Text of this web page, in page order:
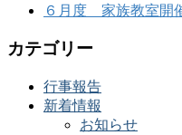
６月度 家族教室開
カテゴリー
行事報告
新着情報
お知らせ